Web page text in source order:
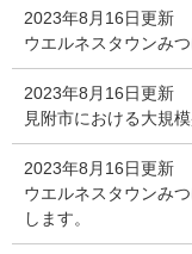
2023年8月16日更新
ウエルネスタウンみ
2023年8月16日更新
見附市における大規
2023年8月16日更新
ウエルネスタウンみ
します。